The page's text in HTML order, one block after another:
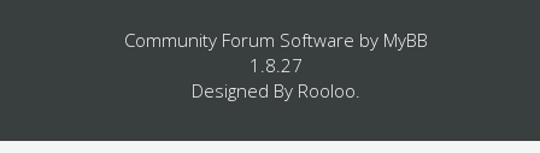
Community Forum Software by MyBB
1.8.27
Designed By Rooloo